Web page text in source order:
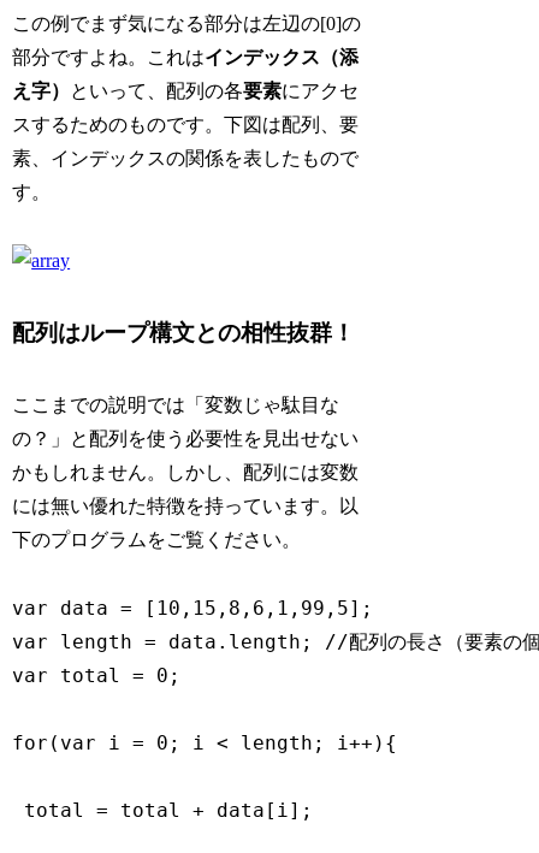
この例でまず気になる部分は左辺の[0]の
部分ですよね。これはインデックス（添
え字）
といって、配列の各要素にアクセ
スするためのものです。下図は配列、要
素、インデックスの関係を表したもので
す。
配列はループ構文との相性抜群！
ここまでの説明では「変数じゃ駄目な
の？」と配列を使う必要性を見出せない
かもしれません。しかし、配列には変数
には無い優れた特徴を持っています。以
下のプログラムをご覧ください。
var data = [10,15,8,6,1,99,5];
var length = data.length; //配列の長さ（要素の個
var total = 0;
for(var i = 0; i < length; i++){
total = total + data[i];